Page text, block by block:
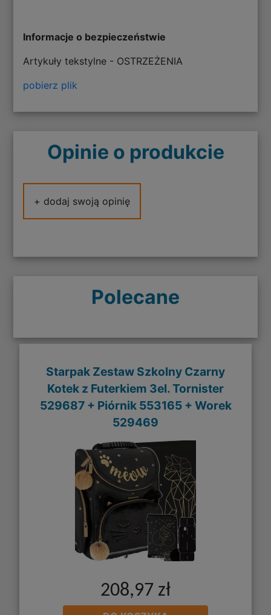
Informacje o bezpieczeństwie
Artykuły tekstylne - OSTRZEŻENIA
pobierz plik
Opinie o produkcie
+ dodaj swoją opinię
Polecane
Starpak Zestaw Szkolny Czarny
Kotek z Futerkiem 3el. Tornister
529687 + Piórnik 553165 + Worek
529469
208,97 zł